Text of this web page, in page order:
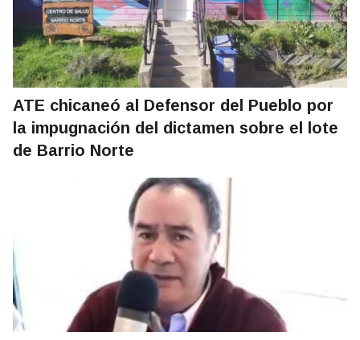
ATE chicaneó al Defensor del Pueblo por
la impugnación del dictamen sobre el lote
de Barrio Norte